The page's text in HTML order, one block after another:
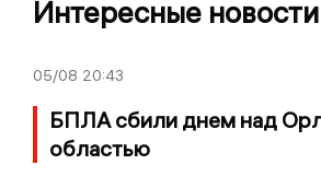
Интересные новости
05/08 20:43
БПЛА сбили днем над
областью